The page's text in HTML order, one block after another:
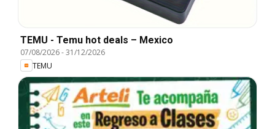
TEMU - Temu hot deals – Mexico
07/08/2026-31/12/2026
TEMU